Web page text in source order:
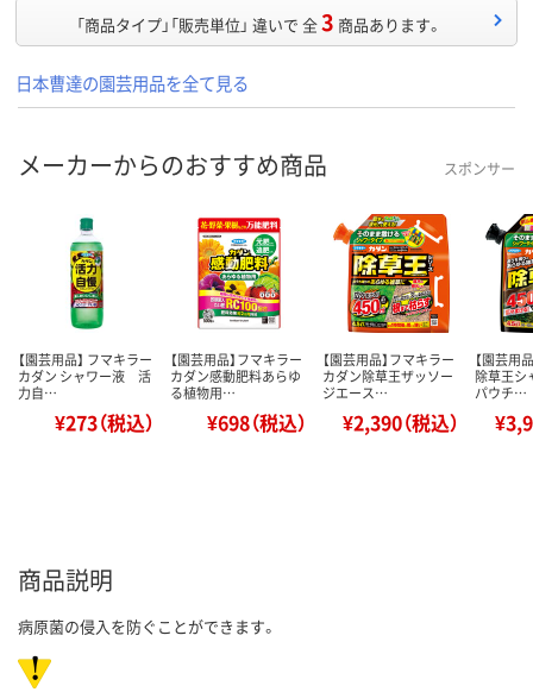
「商品タイプ」「販売単位」 違いで 全3 商品あります。
日本曹達の園芸用品を全て見る
メーカーからのおすすめ商品 スポンサー
【園芸用品】 フマキラー
カダン シャワー液 活
力自…
¥273（税込）
【園芸用品】フマキラー
カダン感動肥料あらゆ
る植物用…
¥698（税込）
【園芸用品】フマキラー
カダン除草王ザッソー
ジエース…
¥2,390（税込）
【園芸用
除草王シ
パウチ…
商品説明
病原菌の侵入を防ぐことができます。